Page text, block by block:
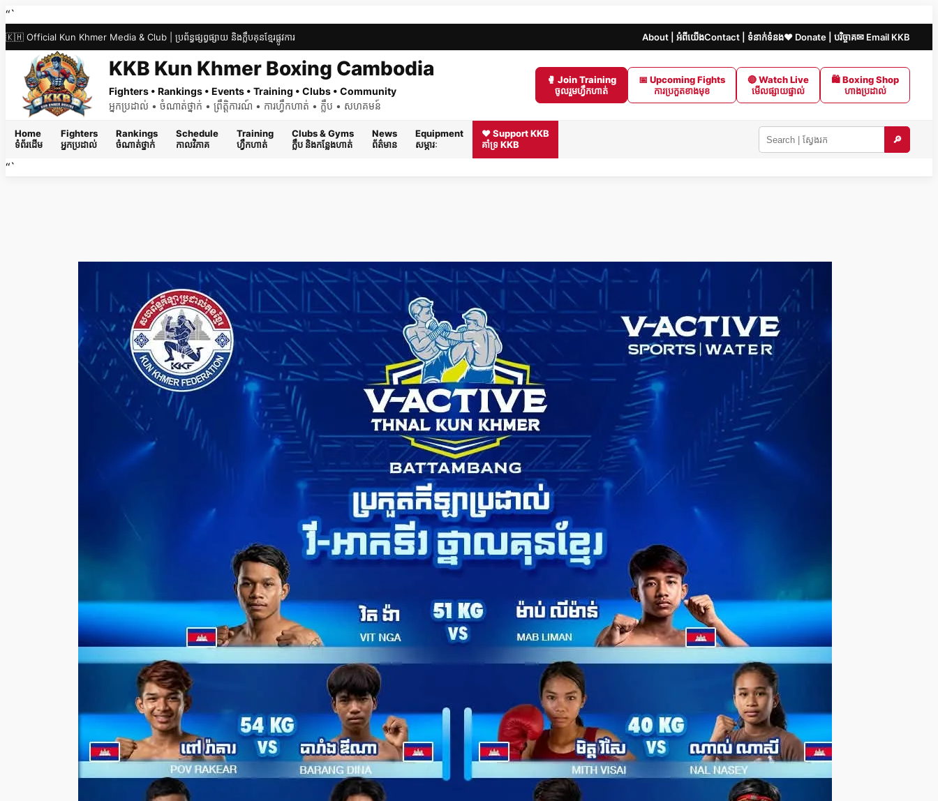
Skip
to
content
“`
🇰🇭 Official Kun Khmer Media & Club | ប្រព័ន្ធផ្សព្វផ្សាយ និងក្លឹបគុនខ្មែរផ្លូវការ About | អំពីយើងContact | ទំនាក់ទំនង❤️ Donate | បរិច្ចាគ✉ Email KKB
KKB Kun Khmer Boxing Cambodia
Fighters • Rankings • Events • Training • Clubs • Community
អ្នកប្រដាល់ • ចំណាត់ថ្នាក់ • ព្រឹត្តិការណ៍ • ការហ្វឹកហាត់ • ក្លឹប • សហគមន៍
🥊 Join Training
ចូលរួមហ្វឹកហាត់
📅 Upcoming Fights
ការប្រកួតខាងមុខ
🔴 Watch Live
មើលផ្សាយផ្ទាល់
🛍 Boxing Shop
ហាងប្រដាល់
Home
ទំព័រដើម
Fighters
អ្នកប្រដាល់
Rankings
ចំណាត់ថ្នាក់
Schedule
កាលវិភាគ
Training
ហ្វឹកហាត់
Clubs & Gyms
ក្លឹប និងកន្លែងហាត់
News
ព័ត៌មាន
Equipment
សម្ភារៈ
❤️ Support KKB
គាំទ្រ KKB
Search
🔎
“`